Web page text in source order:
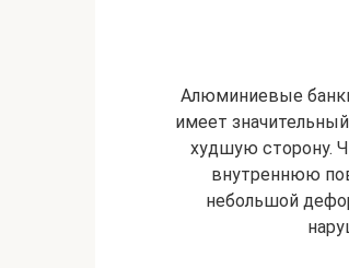
Алюминиевые
имеет
худшую сторону.
внутреннюю
небольшой